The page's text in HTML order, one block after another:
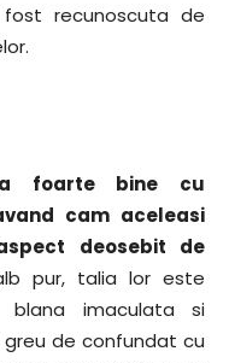
recunoscuta de
foarte bine cu
cam aceleasi
deosebit de
pur, talia lor este
blana imaculata si
de confundat cu